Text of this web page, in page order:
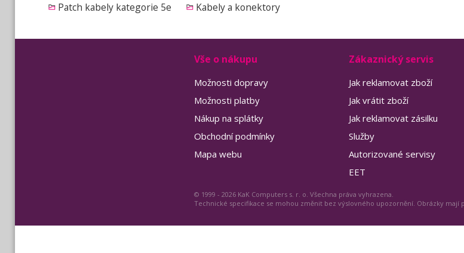
Patch kabely kategorie 5e Kabely a konektory
Vše o nákupu
Možnosti dopravy
Možnosti platby
Nákup na splátky
Obchodní podmínky
Mapa webu
Zákaznický servis
Jak reklamovat zboží
Jak vrátit zboží
Jak reklamovat zásilku
Služby
Autorizované servisy
EET
© 1999 - 2026 KaK Computers s. r. o. Všechna práva vyhrazena.
Technické specifikace se mohou změnit bez výslovného upozornění. Obrázky